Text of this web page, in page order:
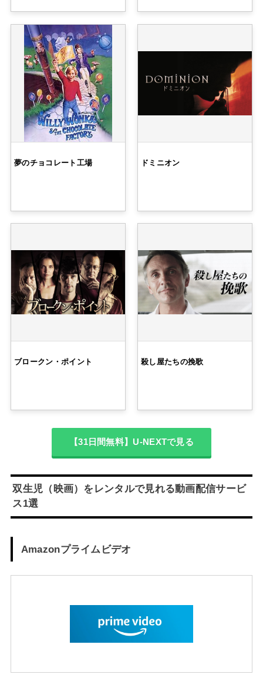
夢のチョコレート工場 ドミニオン
ブロークン・ポイント 殺し屋たちの挽歌
【31日間無料】U-NEXTで見る
双生児（映画）をレンタルで見れる動画配信サービ
ス1選
Amazonプライムビデオ